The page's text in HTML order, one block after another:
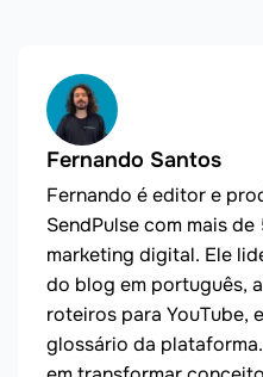
Fernando Santos
Fernando é editor e
SendPulse com mais
marketing digital. Ele
do blog em português,
roteiros para YouTube,
glossário da